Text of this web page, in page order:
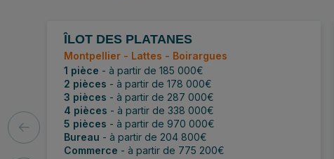
Lancement
ÎLOT DES PLATANES
Montpellier - Lattes - Boirargues
1 pièce - à partir de 185 000€
2 pièces - à partir de 178 000€
3 pièces - à partir de 287 000€
4 pièces - à partir de 338 000€
5 pièces - à partir de 970 000€
Bureau - à partir de 204 800€
Commerce - à partir de 775 200€